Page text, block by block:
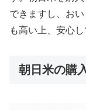
できますし、お
も高い上、安心
朝日米の購